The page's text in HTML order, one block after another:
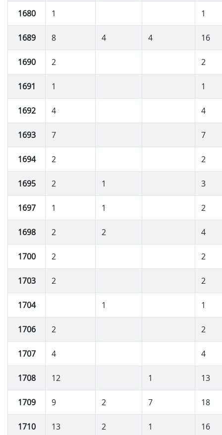
1680 1 1
1689 8 4 4 16
1690 2 2
1691 1 1
1692 4 4
1693 7 7
1694 2 2
1695 2 1 3
1697 1 1 2
1698 2 2 4
1700 2 2
1703 2 2
1704 1 1
1706 2 2
1707 4 4
1708 12 1 13
1709 9 2 7 18
1710 13 2 1 16